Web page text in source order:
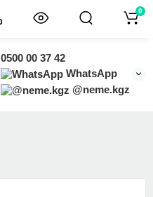
0500 00 37 42
WhatsApp
@neme.kgz
0